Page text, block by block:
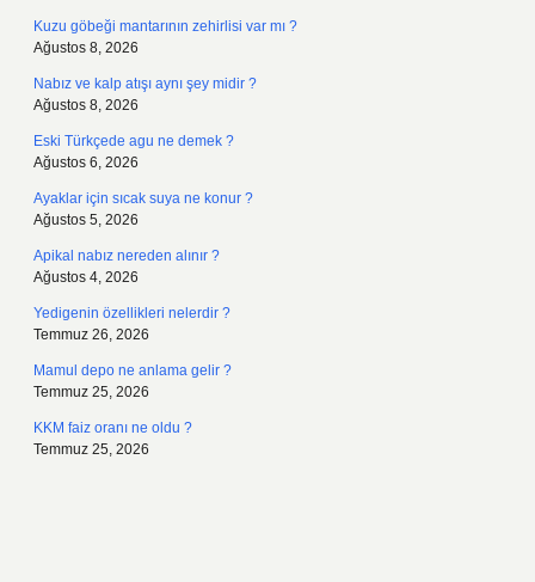
Kuzu göbeği mantarının zehirlisi var mı ?
Ağustos 8, 2026
Nabız ve kalp atışı aynı şey midir ?
Ağustos 8, 2026
Eski Türkçede agu ne demek ?
Ağustos 6, 2026
Ayaklar için sıcak suya ne konur ?
Ağustos 5, 2026
Apikal nabız nereden alınır ?
Ağustos 4, 2026
Yedigenin özellikleri nelerdir ?
Temmuz 26, 2026
Mamul depo ne anlama gelir ?
Temmuz 25, 2026
KKM faiz oranı ne oldu ?
Temmuz 25, 2026